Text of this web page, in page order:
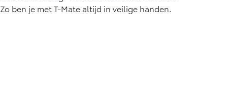
ben je met T-Mate altijd in veilige handen.